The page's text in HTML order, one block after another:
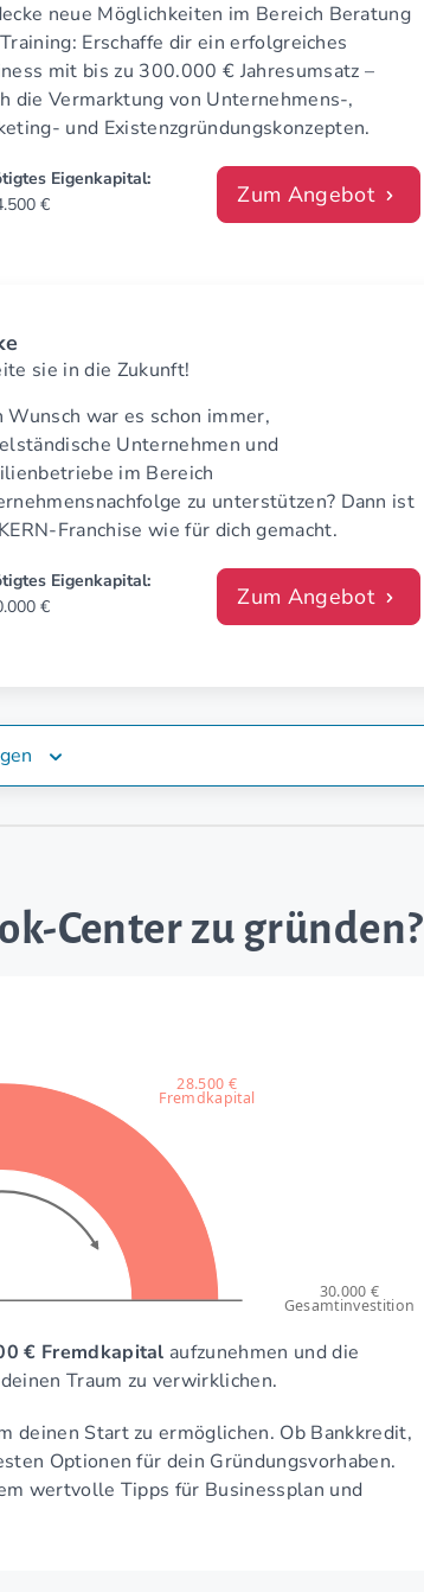
neue Möglichkeiten im Bereich Beratung
Erschaffe dir ein erfolgreiches
mit bis zu 300.000 € Jahresumsatz –
die Vermarktung von Unternehmens-,
und Existenzgründungskonzepten.
Eigenkapital:
€
Zum Angebot
sie in die Zukunft!
Wunsch war es schon immer,
Unternehmen und
im Bereich
zu unterstützen? Dann ist
Franchise wie für dich gemacht.
Eigenkapital:
€
Zum Angebot
Center zu gründen?
28.500 €
Fremdkapital
30.000 €
Gesamtinvestition
€ Fremdkapital aufzunehmen und die
Traum zu verwirklichen.
deinen Start zu ermöglichen. Ob Bankkredit,
Optionen für dein Gründungsvorhaben.
wertvolle Tipps für Businessplan und